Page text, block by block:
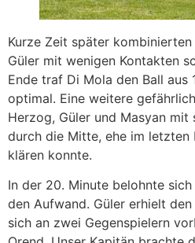
Kurze Zeit später
Güler mit wenigen Kontakten
Ende traf Di Mola den Ball aus
optimal. Eine weitere
Herzog, Güler und Masyan mit
durch die Mitte, ehe im
klären konnte.
In der 20. Minute belohnte
den Aufwand. Güler erhielt
sich an zwei Gegenspielern